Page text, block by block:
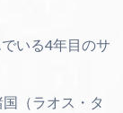
いる4年目のサ
（ラオス・タ